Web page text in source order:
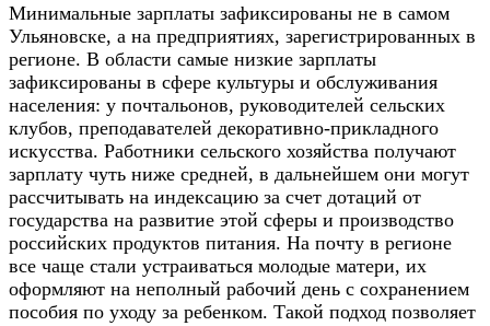
Минимальные зарплаты зафиксированы не в самом
Ульяновске, а на предприятиях, зарегистрированных в
регионе. В области самые низкие зарплаты
зафиксированы в сфере культуры и обслуживания
населения: у почтальонов, руководителей сельских
клубов, преподавателей декоративно-прикладного
искусства. Работники сельского хозяйства получают
зарплату чуть ниже средней, в дальнейшем они могут
рассчитывать на индексацию за счет дотаций от
государства на развитие этой сферы и производство
российских продуктов питания. На почту в регионе
все чаще стали устраиваться молодые матери, их
оформляют на неполный рабочий день с сохранением
пособия по уходу за ребенком. Такой подход позволяет